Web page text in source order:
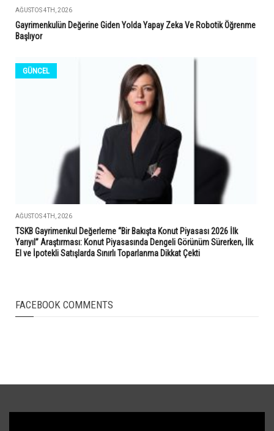
AĞUSTOS 4TH, 2026
Gayrimenkulün Değerine Giden Yolda Yapay Zeka Ve Robotik Öğrenme
Başlıyor
GÜNCEL
AĞUSTOS 4TH, 2026
TSKB Gayrimenkul Değerleme “Bir Bakışta Konut Piyasası 2026 İlk
Yarıyıl” Araştırması: Konut Piyasasında Dengeli Görünüm Sürerken, İlk
El ve İpotekli Satışlarda Sınırlı Toparlanma Dikkat Çekti
FACEBOOK COMMENTS